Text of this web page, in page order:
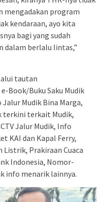
mengadakan program
kendaraan, ayo kita
bagi yang sudah
dalam berlalu lintas,”
tautan
Book/Buku Saku Mudik
Mudik Bina Marga,
terkini terkait Mudik,
Jalur Mudik, Info
KAI dan Kapal Ferry,
Listrik, Prakiraan Cuaca
Indonesia, Nomor-
info menarik lainnya.